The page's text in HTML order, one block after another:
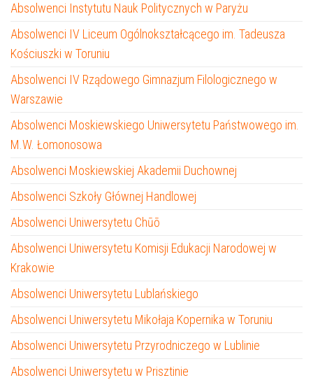
Absolwenci Instytutu Nauk Politycznych w Paryżu
Absolwenci IV Liceum Ogólnokształcącego im. Tadeusza
Kościuszki w Toruniu
Absolwenci IV Rządowego Gimnazjum Filologicznego w
Warszawie
Absolwenci Moskiewskiego Uniwersytetu Państwowego im.
M.W. Łomonosowa
Absolwenci Moskiewskiej Akademii Duchownej
Absolwenci Szkoły Głównej Handlowej
Absolwenci Uniwersytetu Chūō
Absolwenci Uniwersytetu Komisji Edukacji Narodowej w
Krakowie
Absolwenci Uniwersytetu Lublańskiego
Absolwenci Uniwersytetu Mikołaja Kopernika w Toruniu
Absolwenci Uniwersytetu Przyrodniczego w Lublinie
Absolwenci Uniwersytetu w Prisztinie